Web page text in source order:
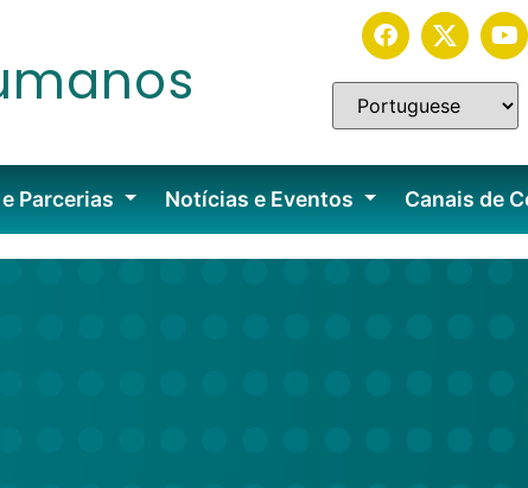
Parcerias Notícias e Eventos Canais de